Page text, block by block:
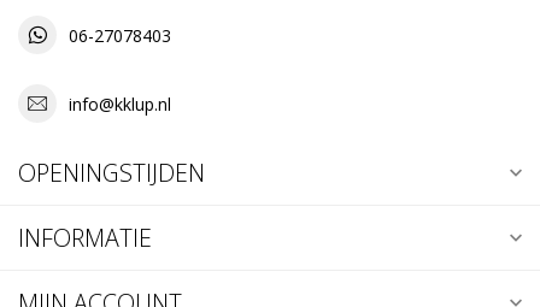
06-27078403
info@kklup.nl
OPENINGSTIJDEN
INFORMATIE